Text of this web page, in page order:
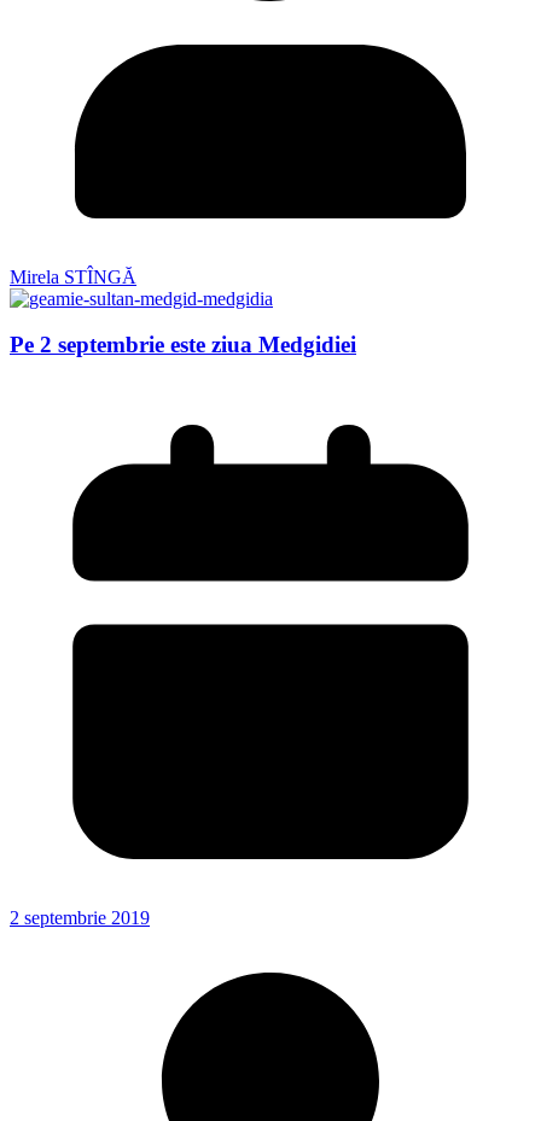
Mirela STÎNGĂ
Pe 2 septembrie este ziua Medgidiei
2 septembrie 2019